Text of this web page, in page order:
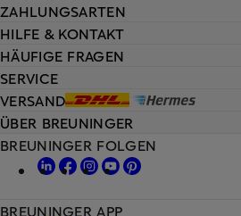
HILFE & KONTAKT
HÄUFIGE FRAGEN
SERVICE
VERSAND
ZAHLUNGSARTEN
ÜBER BREUNINGER
BREUNINGER FOLGEN
BREUNINGER APP